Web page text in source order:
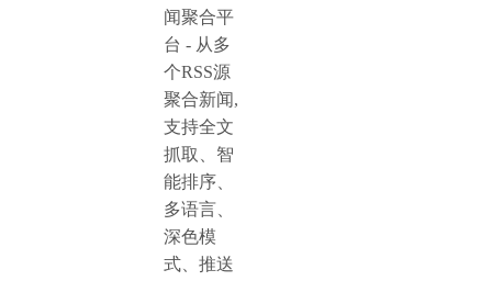
闻聚合平
台 - 从多
个RSS源
聚合新闻,
支持全文
抓取、智
能排序、
多语言、
深色模
式、推送